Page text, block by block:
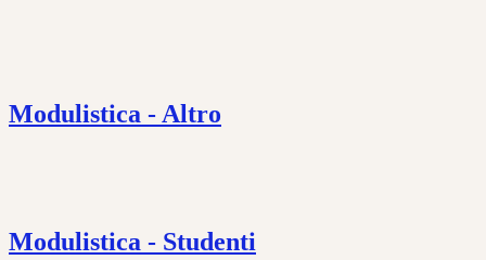
Modulistica - Altro
Modulistica - Studenti